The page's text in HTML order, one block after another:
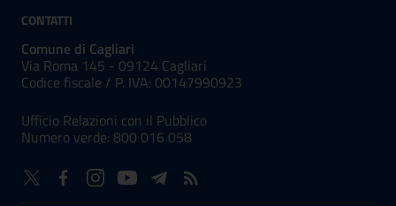
CONTATTI
Comune di Cagliari
Via Roma 145 - 09124 Cagliari
Codice fiscale / P. IVA: 00147990923
Ufficio Relazioni con il Pubblico
Numero verde: 800 016 058